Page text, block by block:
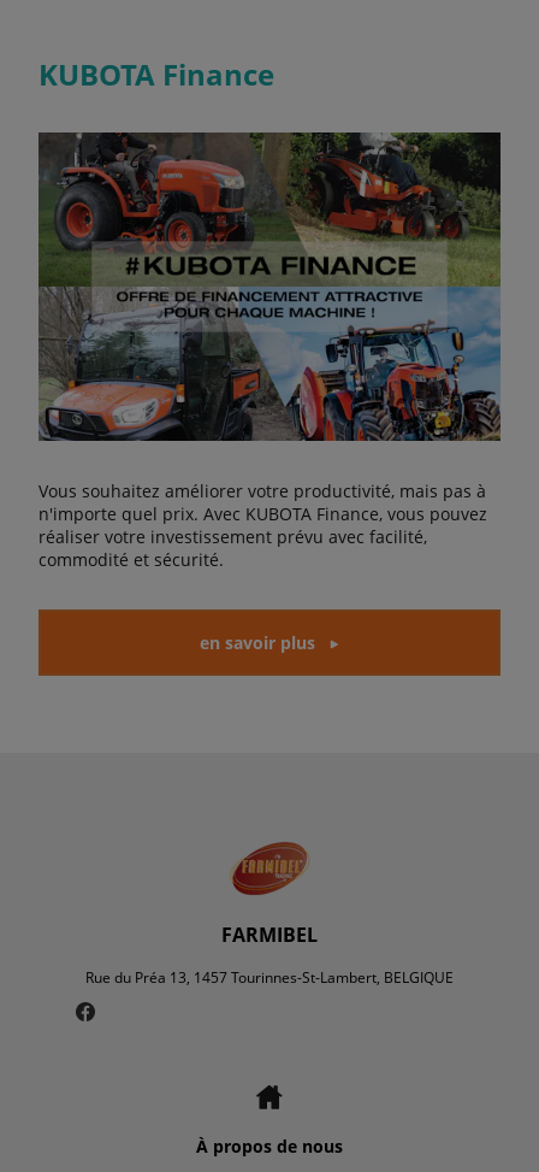
KUBOTA Finance
Vous souhaitez améliorer votre productivité, mais pas à
n'importe quel prix. Avec KUBOTA Finance, vous pouvez
réaliser votre investissement prévu avec facilité,
commodité et sécurité.
en savoir plus
FARMIBEL
Rue du Préa 13, 1457 Tourinnes-St-Lambert, BELGIQUE
À propos de nous